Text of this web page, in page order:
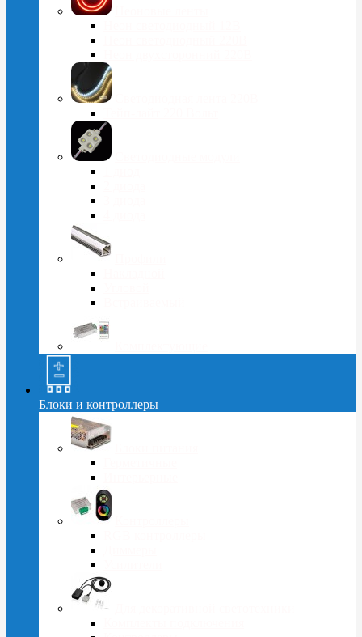
Блоки и контроллеры